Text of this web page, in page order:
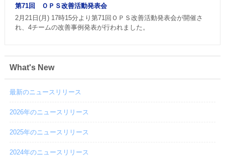
第71回 ＯＰＳ改善活動発表会
2月21日(月) 17時15分より第71回ＯＰＳ改善活動発表会が開催さ
れ、4チームの改善事例発表が行われました。
What's New
最新のニュースリリース
2026年のニュースリリース
2025年のニュースリリース
2024年のニュースリリース